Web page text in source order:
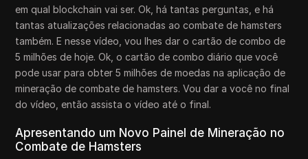
em qual blockchain vai ser. Ok, há tantas perguntas, e há
tantas atualizações relacionadas ao combate de hamsters
também. E nesse vídeo, vou lhes dar o cartão de combo de
5 milhões de hoje. Ok, o cartão de combo diário que você
pode usar para obter 5 milhões de moedas na aplicação de
mineração de combate de hamsters. Vou dar a você no final
do vídeo, então assista o vídeo até o final.
Apresentando um Novo Painel de Mineração no
Combate de Hamsters